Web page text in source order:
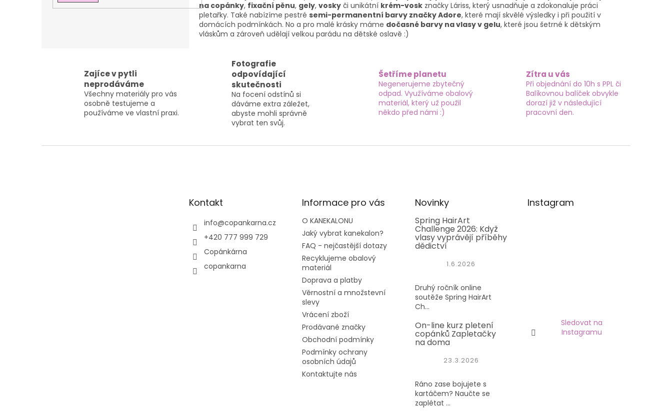
í
p
r
ý
p
i
s
u
á
n
í
na copánky, fixační pěnu, gely, vosky či unikátní krém-vosk značky Láriss, který usnadňuje a zdokonaluje práci
pletařky. Také nabízíme pestré semi-permanentní barvy značky Adore, které mají skvělé výsledky i při použití v
domácích podmínkách. No a pro malé krásky máme dočasné barvy na vlasy v gelu, které jsou šetrné k dětským
vláskům a zároveň udělají velkou parádu na dětské oslavě :)
Zajíce v pytli
neprodáváme
Všechny materiály pro vás
osobně testujeme a
používáme ve vlastní praxi.
Fotografie
odpovídající
skutečnosti
Na focení odstínů si
dáváme extra záležet,
abyste mohli správně
vybrat ten svůj.
Šetříme planetu
Negenerujeme zbytečný
odpad. Využíváme obalový
materiál, který už použil
někdo před námi :)
Zítra u vás
Při objednání do 10h s PPL či
Balíkovnou balíček obvykle
dorazí již v následující
pracovní den.
Kontakt
info@copankarna.cz
+420 777 999 729
Copánkárna
copankarna
Informace pro vás
O KANEKALONU
Jaký vybrat kanekalon?
FAQ - nejčastější dotazy
Recyklujeme obalový
materiál
Doprava a platby
Věrnostní a množstevní
slevy
Vrácení zboží
Prodávané značky
Obchodní podmínky
Podmínky ochrany
osobních údajů
Kontaktujte nás
Novinky
Spring HairArt
Challenge 2026: Když
vlasy vyprávějí příběhy
dědictví
1.6.2026
Druhý ročník online
soutěže Spring HairArt
Ch...
On-line kurz pletení
copánků Zapletačky
na doma
23.3.2026
Ráno zase bojujete s
kartáčem? Naučte se
zaplétat ...
Instagram
Sledovat na
Instagramu